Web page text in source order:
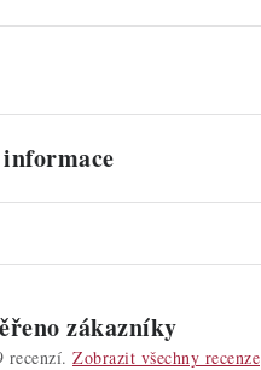
zákazníky
recenzí. Zobrazit všechny recenze